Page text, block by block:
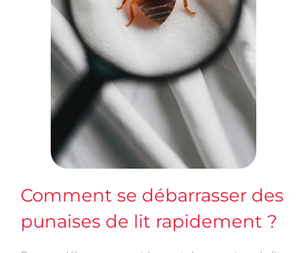
Comment se débarrasser des
punaises de lit rapidement ?